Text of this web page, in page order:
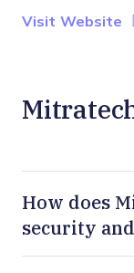
Visit Website
How does
security